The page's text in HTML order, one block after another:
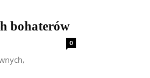
bohaterów
0